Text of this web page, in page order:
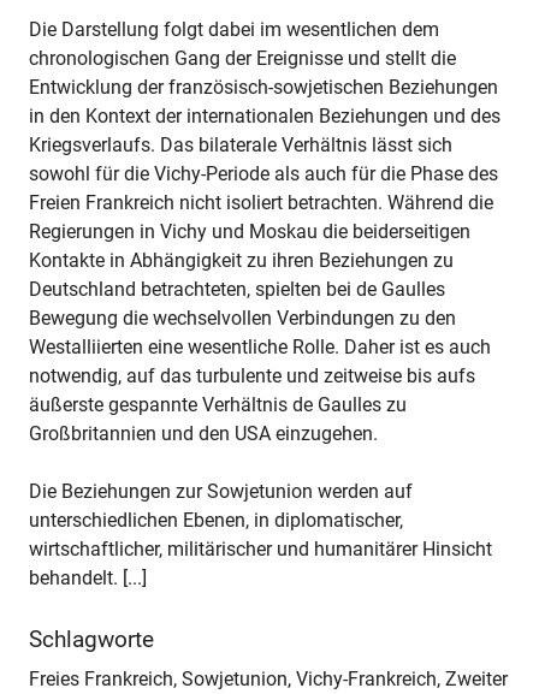
Die Darstellung folgt dabei im wesentlichen dem
chronologischen Gang der Ereignisse und stellt die
Entwicklung der französisch-sowjetischen Beziehungen
in den Kontext der internationalen Beziehungen und des
Kriegsverlaufs. Das bilaterale Verhältnis lässt sich
sowohl für die Vichy-Periode als auch für die Phase des
Freien Frankreich nicht isoliert betrachten. Während die
Regierungen in Vichy und Moskau die beiderseitigen
Kontakte in Abhängigkeit zu ihren Beziehungen zu
Deutschland betrachteten, spielten bei de Gaulles
Bewegung die wechselvollen Verbindungen zu den
Westalliierten eine wesentliche Rolle. Daher ist es auch
notwendig, auf das turbulente und zeitweise bis aufs
äußerste gespannte Verhältnis de Gaulles zu
Großbritannien und den USA einzugehen.
Die Beziehungen zur Sowjetunion werden auf
unterschiedlichen Ebenen, in diplomatischer,
wirtschaftlicher, militärischer und humanitärer Hinsicht
behandelt. [...]
Schlagworte
Freies Frankreich, Sowjetunion, Vichy-Frankreich, Zweiter